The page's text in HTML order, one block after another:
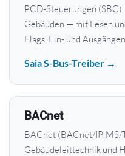
PCD-Steuerungen
Gebäuden — mit Lesen
Flags, Ein- und
Saia S-Bus-Treiber →
BACnet
BACnet (BACnet/IP,
Gebäudeleittechnik und